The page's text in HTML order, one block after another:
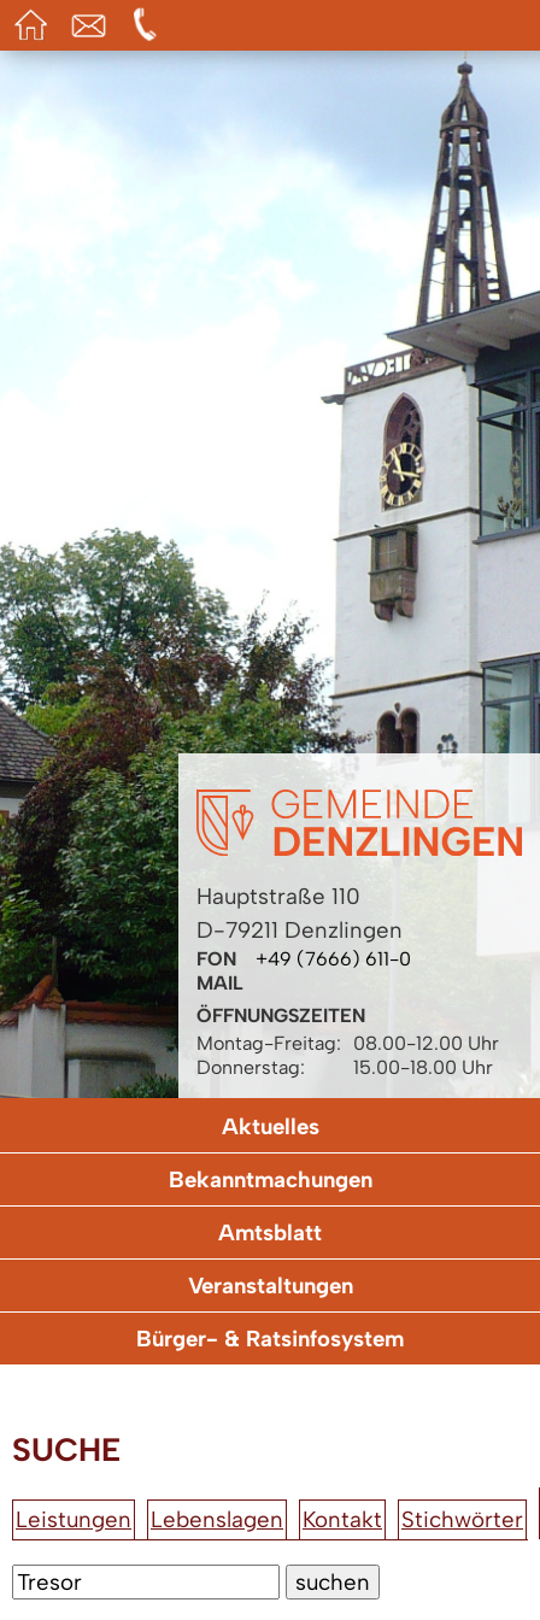
Hauptstraße 110
D-79211 Denzlingen
FON
+49 (7666) 611-0
MAIL
ÖFFNUNGSZEITEN
Montag-Freitag:
08.00-12.00 Uhr
Donnerstag:
15.00-18.00 Uhr
Aktuelles
Bekanntmachungen
Amtsblatt
Veranstaltungen
Bürger- & Ratsinfosystem
SUCHE
Leistungen Lebenslagen Kontakt Stichwörter